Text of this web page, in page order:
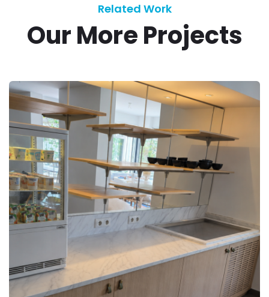
Related Work
Our More Projects